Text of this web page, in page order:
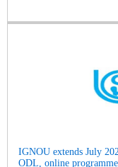
IGNOU extends July
ODL, online